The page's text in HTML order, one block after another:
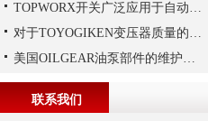
TOPWORX开关广泛应用于自动化控制领域
对于TOYOGIKEN变压器质量的好坏如何判断
美国OILGEAR油泵部件的维护和修理
联系我们